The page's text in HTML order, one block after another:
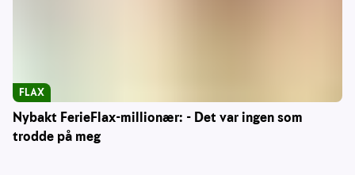
Nybakt FerieFlax-millionær: - Det var ingen som
trodde på meg
FLAX